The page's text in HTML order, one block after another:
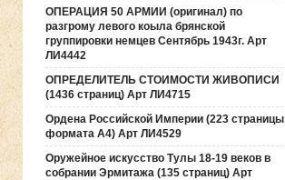
ОПЕРАЦИЯ 50 АРМИИ (оригинал) по
разгрому левого коыла брянской
группировки немцев Сентябрь 1943г. Арт
ЛИ4442
ОПРЕДЕЛИТЕЛЬ СТОИМОСТИ ЖИВОПИСИ
(1436 страниц) Арт ЛИ4715
Ордена Российской Империи (223 страницы
формата А4) Арт ЛИ4529
Оружейное искусство Тулы 18-19 веков в
собрании Эрмитажа (135 страниц) Арт